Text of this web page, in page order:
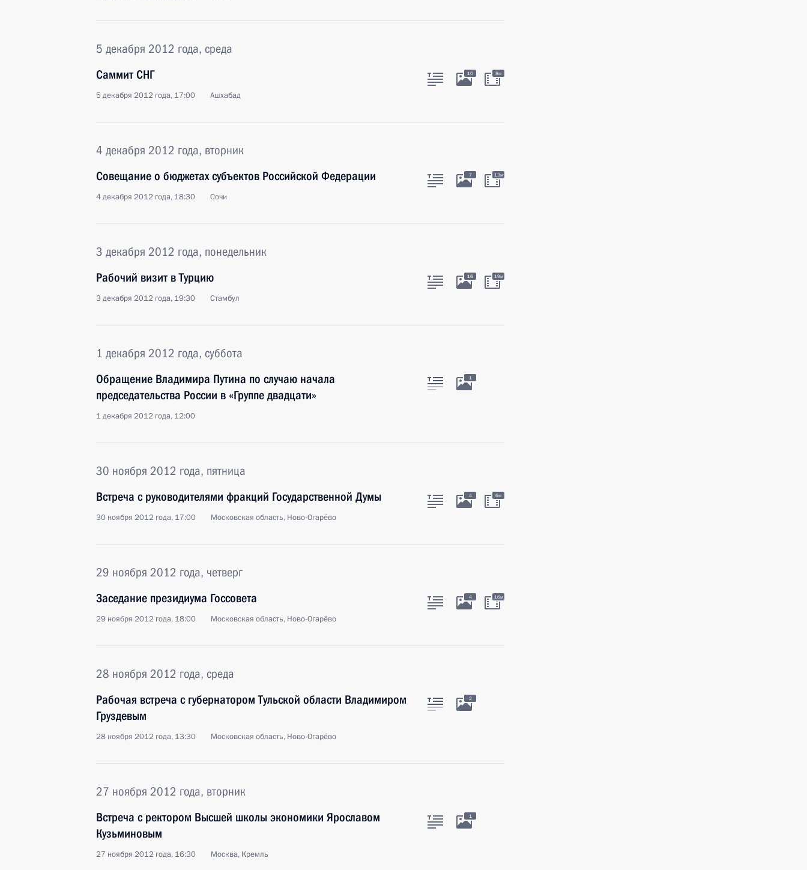
5 декабря 2012 года, среда
Саммит СНГ
5 декабря 2012 года, 17:00 Ашхабад
10 8м
4 декабря 2012 года, вторник
Совещание о бюджетах субъектов Российской Федерации
4 декабря 2012 года, 18:30 Сочи
7 13м
3 декабря 2012 года, понедельник
Рабочий визит в Турцию
3 декабря 2012 года, 19:30 Стамбул
16 19м
1 декабря 2012 года, суббота
Обращение Владимира Путина по случаю начала
председательства России в «Группе двадцати»
1 декабря 2012 года, 12:00
1
30 ноября 2012 года, пятница
Встреча с руководителями фракций Государственной Думы
30 ноября 2012 года, 17:00 Московская область, Ново-Огарёво
4 6м
29 ноября 2012 года, четверг
Заседание президиума Госсовета
29 ноября 2012 года, 18:00 Московская область, Ново-Огарёво
4 16м
28 ноября 2012 года, среда
Рабочая встреча с губернатором Тульской области Владимиром
Груздевым
28 ноября 2012 года, 13:30 Московская область, Ново-Огарёво
2
27 ноября 2012 года, вторник
Встреча с ректором Высшей школы экономики Ярославом
Кузьминовым
27 ноября 2012 года, 16:30 Москва, Кремль
1